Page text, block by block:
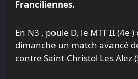
Franciliennes.
En N3 , poule D, le MTT II (4e )
dimanche un match avancé
contre Saint-Christol Les Alez